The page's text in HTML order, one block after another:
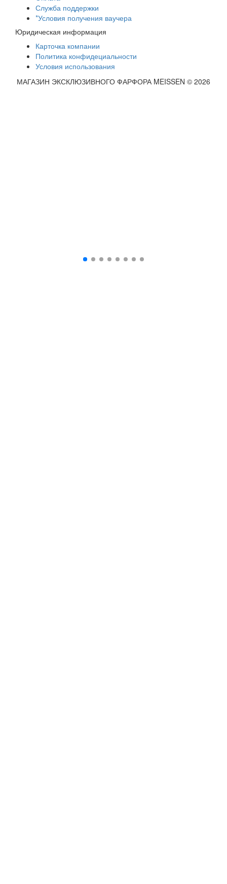
Служба поддержки
*Условия получения ваучера
Юридическая информация
Карточка компании
Политика конфидециальности
Условия использования
МАГАЗИН ЭКСКЛЮЗИВНОГО ФАРФОРА MEISSEN © 2026